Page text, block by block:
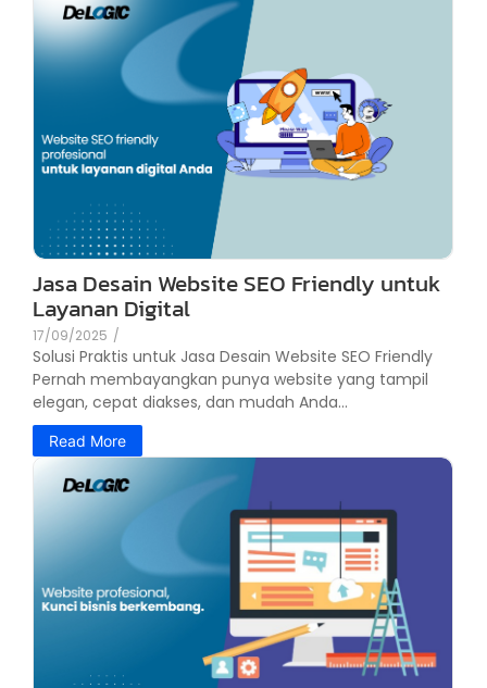
Jasa Desain Website SEO Friendly untuk
Layanan Digital
17/09/2025 /
Solusi Praktis untuk Jasa Desain Website SEO Friendly
Pernah membayangkan punya website yang tampil
elegan, cepat diakses, dan mudah Anda...
Read More